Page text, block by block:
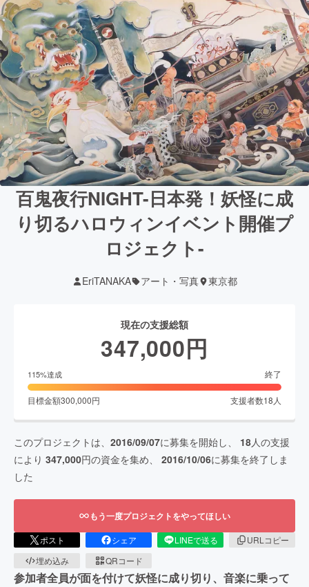
百鬼夜行NIGHT-日本発！妖怪に成
り切るハロウィンイベント開催プ
ロジェクト-
EriTANAKA アート・写真 東京都
現在の支援総額
347,000円
115%達成 終了
目標金額300,000円 支援者数18 人
このプロジェクトは、 2016/09/07に募集を開始し、 18人の支援
により 347,000円の資金を集め、 2016/10/06に募集を終了しま
した
もう一度プロジェクトをやってほしい
ポスト シェア LINEで送る
URLコピー
埋め込み
QRコード
参加者全員が面を付けて妖怪に成り切り、音楽に乗って